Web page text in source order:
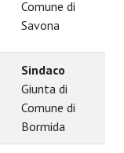
Comune di
Savona
Sindaco
Giunta di
Comune di
Bormida